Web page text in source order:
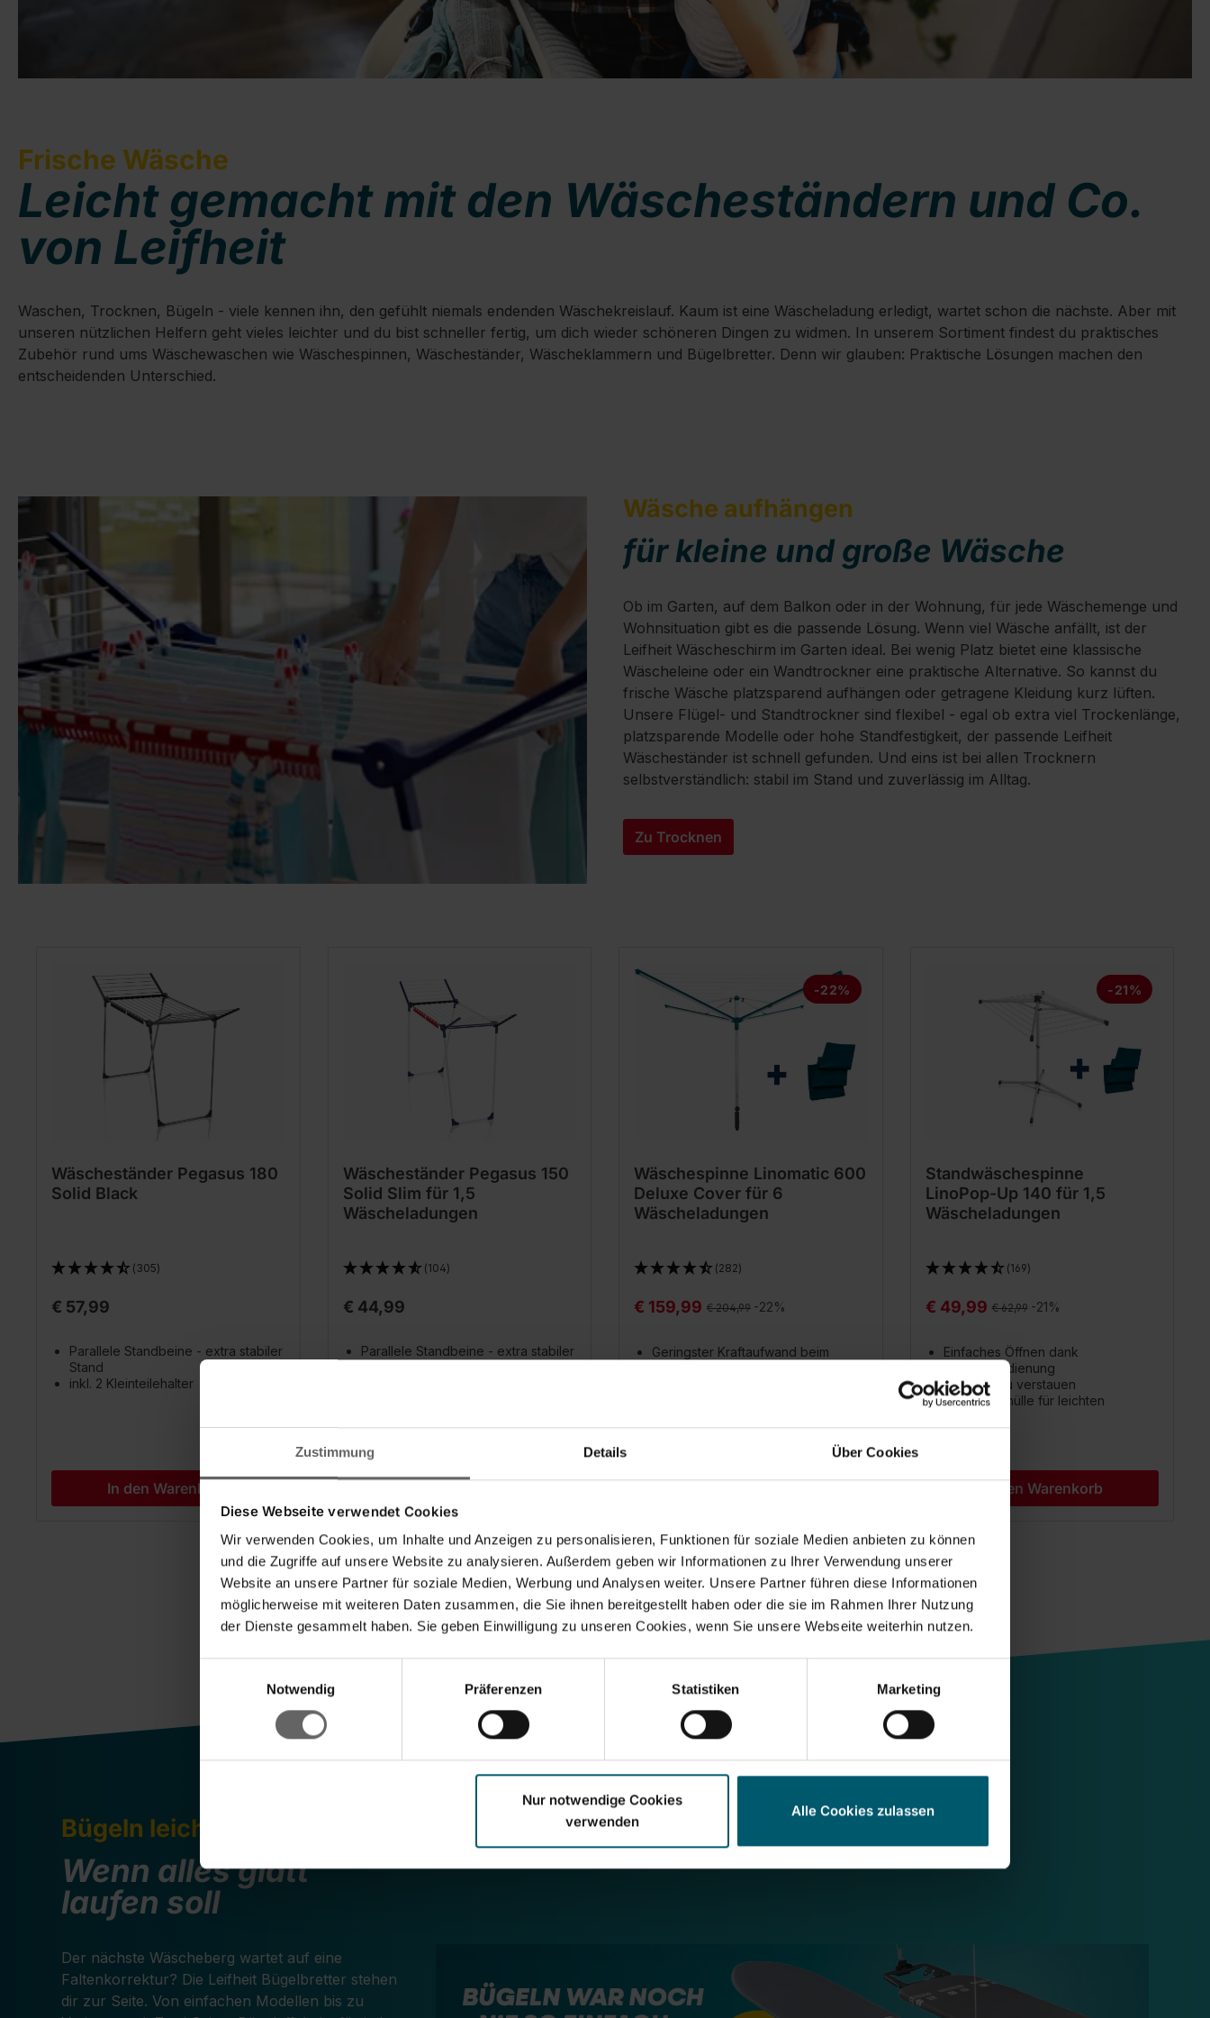
Zustimmung Details Über Cookies
Diese Webseite verwendet Cookies
Wir verwenden Cookies, um Inhalte und Anzeigen zu personalisieren, Funktionen für soziale Medien anbieten zu können
und die Zugriffe auf unsere Website zu analysieren. Außerdem geben wir Informationen zu Ihrer Verwendung unserer
Website an unsere Partner für soziale Medien, Werbung und Analysen weiter. Unsere Partner führen diese Informationen
möglicherweise mit weiteren Daten zusammen, die Sie ihnen bereitgestellt haben oder die sie im Rahmen Ihrer Nutzung
der Dienste gesammelt haben. Sie geben Einwilligung zu unseren Cookies, wenn Sie unsere Webseite weiterhin nutzen.
Notwendig
Präferenzen Statistiken Marketing
Nur notwendige Cookies
verwenden
Alle Cookies zulassen
Frische Wäsche
Leicht gemacht mit den Wäscheständern und Co.
von Leifheit
Waschen, Trocknen, Bügeln - viele kennen ihn, den gefühlt niemals endenden Wäschekreislauf. Kaum ist eine Wäscheladung erledigt, wartet schon die nächste. Aber mit
unseren nützlichen Helfern geht vieles leichter und du bist schneller fertig, um dich wieder schöneren Dingen zu widmen. In unserem Sortiment findest du praktisches
Zubehör rund ums Wäschewaschen wie Wäschespinnen, Wäscheständer, Wäscheklammern und Bügelbretter. Denn wir glauben: Praktische Lösungen machen den
entscheidenden Unterschied.
Wäsche aufhängen
für kleine und große Wäsche
Ob im Garten, auf dem Balkon oder in der Wohnung, für jede Wäschemenge und
Wohnsituation gibt es die passende Lösung. Wenn viel Wäsche anfällt, ist der
Leifheit Wäscheschirm im Garten ideal. Bei wenig Platz bietet eine klassische
Wäscheleine oder ein Wandtrockner eine praktische Alternative. So kannst du
frische Wäsche platzsparend aufhängen oder getragene Kleidung kurz lüften.
Unsere Flügel- und Standtrockner sind flexibel - egal ob extra viel Trockenlänge,
platzsparende Modelle oder hohe Standfestigkeit, der passende Leifheit
Wäscheständer ist schnell gefunden. Und eins ist bei allen Trocknern
selbstverständlich: stabil im Stand und zuverlässig im Alltag.
Zu Trocknen
Wäscheständer Pegasus 180
Solid Black
(305)
€ 57,99
Parallele Standbeine - extra stabiler
Stand
inkl. 2 Kleinteilehalter
In den Warenkorb
Wäscheständer Pegasus 150
Solid Slim für 1,5
Wäscheladungen
(104)
€ 44,99
Parallele Standbeine - extra stabiler
-22%
Wäschespinne Linomatic 600
Deluxe Cover für 6
Wäscheladungen
(282)
€ 159,99 Regulärer Preis:
€ 204,99 -22%
Geringster Kraftaufwand beim
Aufzugseils
-21%
Standwäschespinne
LinoPop-Up 140 für 1,5
Wäscheladungen
(169)
€ 49,99 Regulärer Preis:
€ 62,99 -21%
Einfaches Öffnen dank
Einhandbedienung
Kompakt zu verstauen
Inkl.Schutzhülle für leichten
In den Warenkorb
Bügeln leicht gemacht
Wenn alles glatt
laufen soll
Der nächste Wäscheberg wartet auf eine
Faltenkorrektur? Die Leifheit Bügelbretter stehen
dir zur Seite. Von einfachen Modellen bis zu